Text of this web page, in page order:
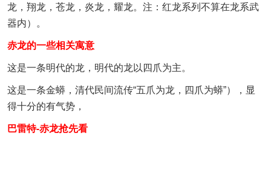
龙，翔龙，苍龙，炎龙，耀龙。注：红龙系列不算在龙系武
器内）。
赤龙的一些相关寓意
这是一条明代的龙，明代的龙以四爪为主。
这是一条金蟒，清代民间流传“五爪为龙，四爪为蟒”），显
得十分的有气势，
巴雷特-赤龙抢先看